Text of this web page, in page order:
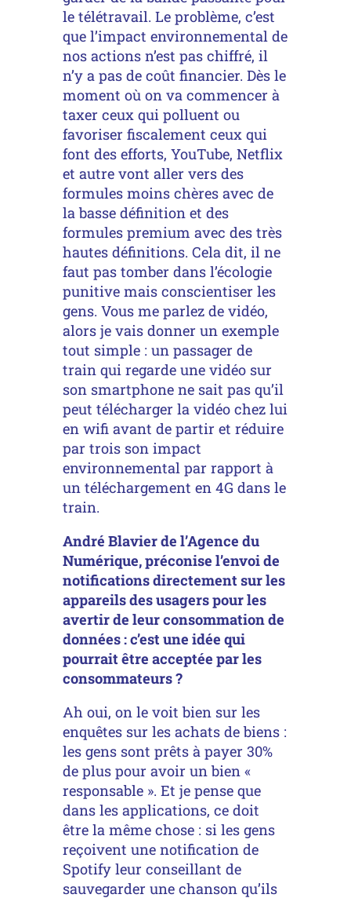
le télétravail. Le problème, c’est
que l’impact environnemental de
nos actions n’est pas chiffré, il
n’y a pas de coût financier. Dès le
moment où on va commencer à
taxer ceux qui polluent ou
favoriser fiscalement ceux qui
font des efforts, YouTube, Netflix
et autre vont aller vers des
formules moins chères avec de
la basse définition et des
formules premium avec des très
hautes définitions. Cela dit, il ne
faut pas tomber dans l’écologie
punitive mais conscientiser les
gens. Vous me parlez de vidéo,
alors je vais donner un exemple
tout simple : un passager de
train qui regarde une vidéo sur
son smartphone ne sait pas qu’il
peut télécharger la vidéo chez lui
en wifi avant de partir et réduire
par trois son impact
environnemental par rapport à
un téléchargement en 4G dans le
train.
André Blavier de l’Agence du
Numérique, préconise l’envoi de
notifications directement sur les
appareils des usagers pour les
avertir de leur consommation de
données : c’est une idée qui
pourrait être acceptée par les
consommateurs ?
Ah oui, on le voit bien sur les
enquêtes sur les achats de biens :
les gens sont prêts à payer 30%
de plus pour avoir un bien «
responsable ». Et je pense que
dans les applications, ce doit
être la même chose : si les gens
reçoivent une notification de
Spotify leur conseillant de
sauvegarder une chanson qu’ils